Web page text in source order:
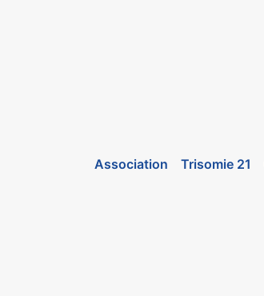
Association Trisomie 21